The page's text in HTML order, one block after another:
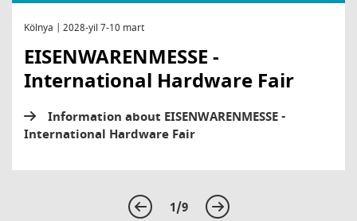
Kölnya | 2028-yil 7-10 mart
EISENWARENMESSE -
International Hardware Fair
Information about EISENWARENMESSE -
International Hardware Fair
1/9